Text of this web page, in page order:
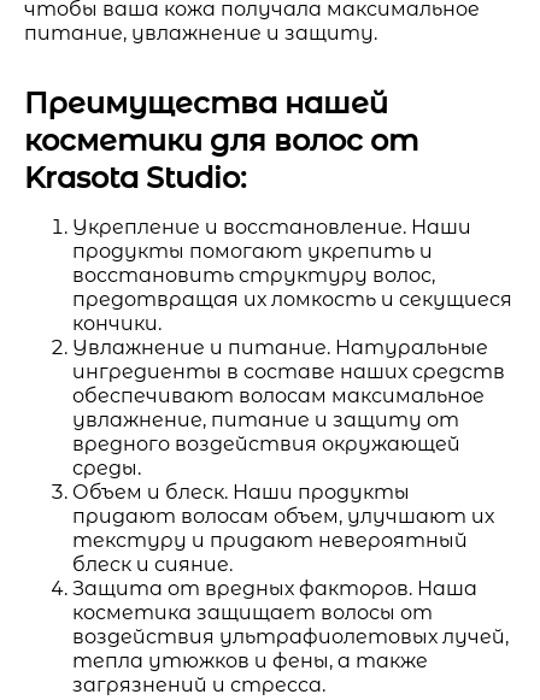
чтобы ваша кожа получала максимальное
питание, увлажнение и защиту.
Преимущества нашей
косметики для волос от
Krasota Studio:
Укрепление и восстановление. Наши
продукты помогают укрепить и
восстановить структуру волос,
предотвращая их ломкость и секущиеся
кончики.
Увлажнение и питание. Натуральные
ингредиенты в составе наших средств
обеспечивают волосам максимальное
увлажнение, питание и защиту от
вредного воздействия окружающей
среды.
Объем и блеск. Наши продукты
придают волосам объем, улучшают их
текстуру и придают невероятный
блеск и сияние.
Защита от вредных факторов. Наша
косметика защищает волосы от
воздействия ультрафиолетовых лучей,
тепла утюжков и фены, а также
загрязнений и стресса.